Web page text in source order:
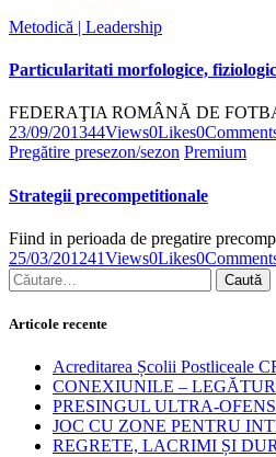
Metodică | Leadership
Particularitati morfologice,
FEDERAŢIA ROMÂNĂ DE
23/09/201344Views0Likes0
Pregătire presezon/sezon Premium
Strategii precompetitionale
Fiind in perioada de pregatire
25/03/201241Views0Likes0
Articole recente
Acreditarea Școlii Postliceale
CONEXIUNILE –
PRESINGUL ULTRA-
JOC CU ZONE PENTRU
REGRETE, LACRIMI ȘI